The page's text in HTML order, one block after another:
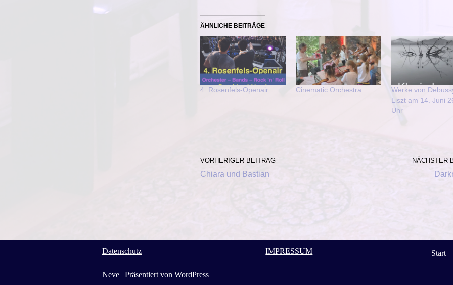
ÄHNLICHE BEITRÄGE
4. Rosenfels-Openair Cinematic Orchestra
Werke von
Liszt am 14. Juni
Uhr
VORHERIGER BEITRAG
Chiara und Bastian
NÄCHSTER
Datenschutz
Neve | Präsentiert von WordPress
IMPRESSUM Start